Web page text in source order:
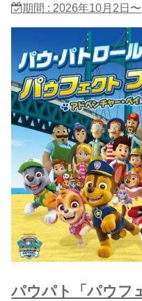
期間 : 2026年10月2日〜
パウパト「パウフ